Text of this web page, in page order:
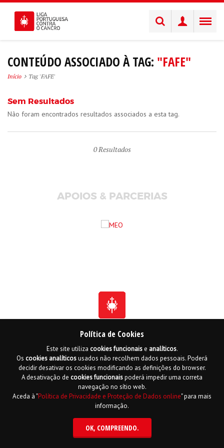
Política de Cookies
Este site utiliza cookiesfuncionaise analíticos.
Os cookies analíticosusados não recolhem dados pessoais. Poderá
decidir desativar os cookies modificando as definições do browser.
A desativação de cookiesfuncionaispoderá impedir uma correta
navegação no sítio web.
Aceda à "Política de Privacidade e Proteção de Dados online" para mais
informação.
OK, COMPREENDO.
CONTEÚDO ASSOCIADO À TAG: "FAFE"
Início Tag 'FAFE'
Sem Resultados
Não foram encontrados resultados associados a esta tag.
0Resultados
APOIOS & PARCERIAS
Membro Honorário da Ordem de Benemerência - 1966
Membro Honorário da Ordem de Cristo - 2006
Ordem do Infante D. Henrique - 2016
Contactos Livro de reclamações online
Mapa do Site
Política de Privacidade e Proteção de Dados
English
Copyright LPCC 2015 Desenvolvido porHi INTERACTIVE
porPTisp